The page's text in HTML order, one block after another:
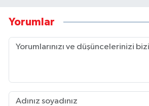
Yorumlar